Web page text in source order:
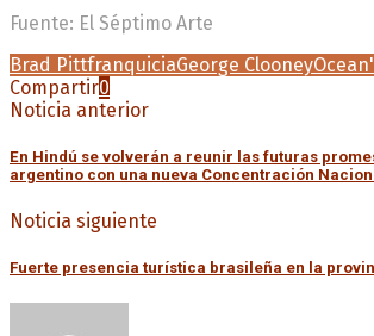
Fuente: El Séptimo Arte
Brad PittfranquiciaGeorge Clooney
Compartir0
Noticia anterior
En Hindú se volverán a reunir las futuras
argentino con una nueva Concentración
Noticia siguiente
Fuerte presencia turística brasileña en la